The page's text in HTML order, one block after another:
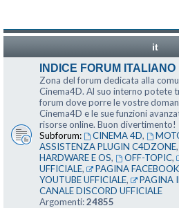
it
INDICE FORUM ITALIANO
Zona del forum dedicata alla
Cinema4D. Al suo interno potete
forum dove porre le vostre
Cinema4D e le sue funzioni
risorse online. Buon divertimento!
Subforum:
CINEMA 4D,
ASSISTENZA PLUGIN C4DZONE,
HARDWARE E OS, OFF-TOPIC,
UFFICIALE, PAGINA
YOUTUBE UFFICIALE, PAGINA
CANALE DISCORD UFFICIALE
Argomenti:24855